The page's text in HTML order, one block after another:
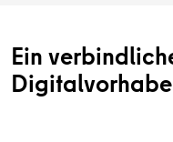
Ein